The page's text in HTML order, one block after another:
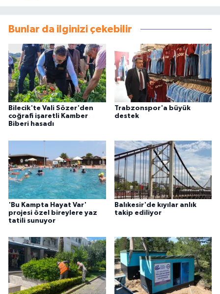
Bunlar da ilginizi çekebilir
Bilecik'te Vali Sözer'den
coğrafi işaretli Kamber
Biberi hasadı
Trabzonspor'a büyük
destek
'Bu Kampta Hayat Var'
projesi özel bireylere yaz
tatili sunuyor
Balıkesir'de kıyılar anlık
takip ediliyor